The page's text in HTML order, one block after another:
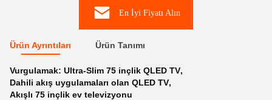
En İyi Fiyatı Alın
Ürün Ayrıntıları Ürün Tanımı
Vurgulamak: Ultra-Slim 75 inçlik QLED TV,
Dahili akış uygulamaları olan QLED TV,
Akışlı 75 inçlik ev televizyonu